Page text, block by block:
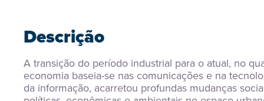
Descrição
A transição do período industrial para o atual, no
economia baseia-se nas comunicações e na
da informação, acarretou profundas mudanças